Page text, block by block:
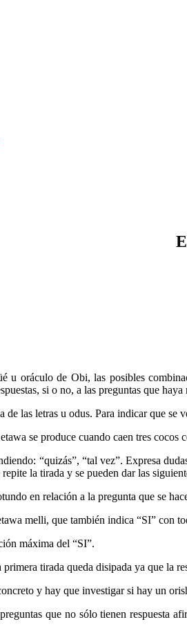
u oráculo de Obi, las posibles
si o no, a las preguntas que haya
de las letras u odus. Para indicar que
se produce cuando caen tres
“quizás”, “tal vez”. Expresa
la tirada y se pueden dar las
en relación a la pregunta que se
melli, que también indica “SI” con
máxima del “SI”.
tirada queda disipada ya que la
y hay que investigar si hay un
que no sólo tienen respuesta